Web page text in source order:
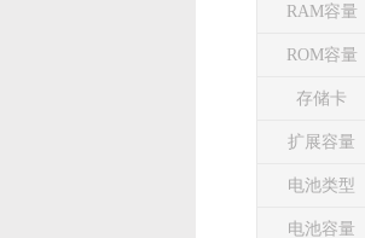
RAM容量
ROM容量
存储卡
扩展容量
电池类型
电池容量